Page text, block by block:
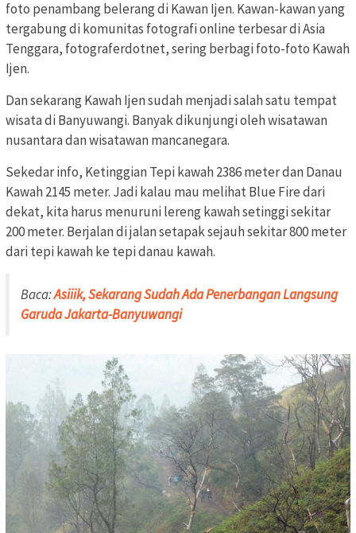
foto penambang belerang di Kawan Ijen. Kawan-kawan yang
tergabung di komunitas fotografi online terbesar di Asia
Tenggara, fotograferdotnet, sering berbagi foto-foto Kawah
Ijen.
Dan sekarang Kawah Ijen sudah menjadi salah satu tempat
wisata di Banyuwangi. Banyak dikunjungi oleh wisatawan
nusantara dan wisatawan mancanegara.
Sekedar info, Ketinggian Tepi kawah 2386 meter dan Danau
Kawah 2145 meter. Jadi kalau mau melihat Blue Fire dari
dekat, kita harus menuruni lereng kawah setinggi sekitar
200 meter. Berjalan di jalan setapak sejauh sekitar 800 meter
dari tepi kawah ke tepi danau kawah.
Baca:Asiiik, Sekarang Sudah Ada Penerbangan Langsung
Garuda Jakarta-Banyuwangi